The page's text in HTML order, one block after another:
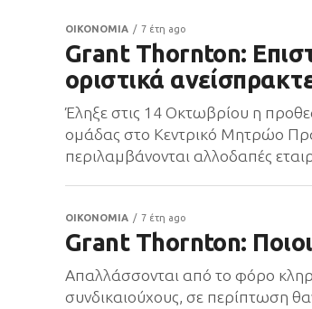
ΟΙΚΟΝΟΜΙΑ 7 έτη ago
Grant Thornton:
οριστικά
Έληξε στις 14 Οκτωβρίου η
ομάδας στο Κεντρικό Μητρώο
περιλαμβάνονται αλλοδαπές
ΟΙΚΟΝΟΜΙΑ 7 έτη ago
Grant Thornton:
Απαλλάσσονται από το φόρο
συνδικαιούχους, σε περίπτωση